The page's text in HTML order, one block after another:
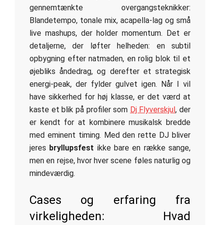
gennemtænkte overgangsteknikker:
Blandetempo, tonale mix, acapella-lag og små
live mashups, der holder momentum. Det er
detaljerne, der løfter helheden: en subtil
opbygning efter natmaden, en rolig blok til et
øjebliks åndedrag, og derefter et strategisk
energi-peak, der fylder gulvet igen. Når I vil
have sikkerhed for høj klasse, er det værd at
kaste et blik på profiler som Dj Flyverskjul, der
er kendt for at kombinere musikalsk bredde
med eminent timing. Med den rette DJ bliver
jeres bryllupsfest ikke bare en række sange,
men en rejse, hvor hver scene føles naturlig og
mindeværdig.
Cases og erfaring fra
virkeligheden: Hvad